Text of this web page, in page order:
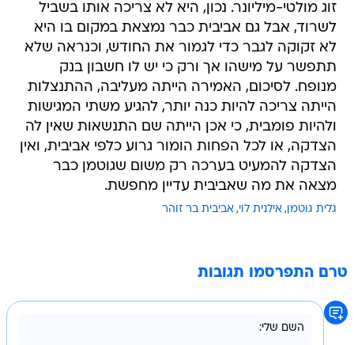
זוג מולטי-מיליונר. נכון, היא לא צריכה אותו בשביל
לשרוד, אבל גם אביבית כבר נמצאת במקום בו היא
לא זקוקה לגבר כדי לגמור את החודש, וכנראה שלא
תתפשר על מישהו אך ורק כי יש לו חשבון בנק
מנופח. לסיכום, האמירה הייתה מעליבה, ההתנצלות
הייתה צריכה להיות כנה יותר, להגיע משתי המגישות
ולהיות פומבית, כי אכן הייתה שם התנשאות שאין לה
הצדקה, או לכל הפחות הומור גרוע כלפי אביבית, ואין
הצדקה להמעיט בערכה רק משום שגוטמן כבר
מצאה את מה שאביבית עדיין מחפשת.
גלית גוטמן אילנית לוי אביבית בר זוהר
טרם התפרסמו תגובות